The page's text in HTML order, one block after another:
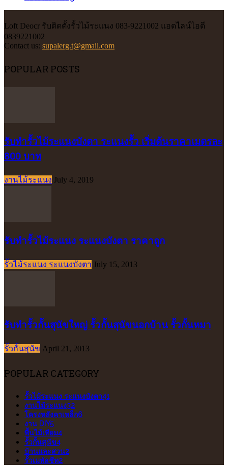
Loft Deocr รับติดตั้งรั้วไม้ระแนง 083-9221002 แอดไลน์ไอดี
0839221002
Contact us: supalerg.t@gmail.com
POPULAR POSTS
รับทำรั้วไม้ระแนงบังตา ระแนงรั้ว เริ่มต้นราคาเมตรละ
800 บาท
งานไม้ระแนง July 4, 2019
รับทำรั้วไม้ระแนง ระแนงบังตา ราคาถูก
รั้วไม้ระแนง ระแนงบังตา July 15, 2013
รับทำรั้วกั้นสุนัขใหญ่ รั้วกั้นสุนัขนอกบ้าน รั้วกั้นหมา
รั้วกั้นสุนัข April 21, 2013
POPULAR CATEGORY
รั้วไม้ระแนง ระแนงบังตา41
งานไม้ระแนง32
โครงหลังคาเหล็ก6
งาน DIY5
พื้นไม้เทียม4
รั้วกั้นสุนัข4
บ้านและสวน2
รั้วเมทัลชีท2